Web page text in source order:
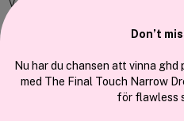
Vi använder enhetsidentifierare för
och annan information från din
och analysföretag som vi
kombinera informationen med
Don’t
Nu har du chansen att vinna
med The Final Touch Narrow
för flawless